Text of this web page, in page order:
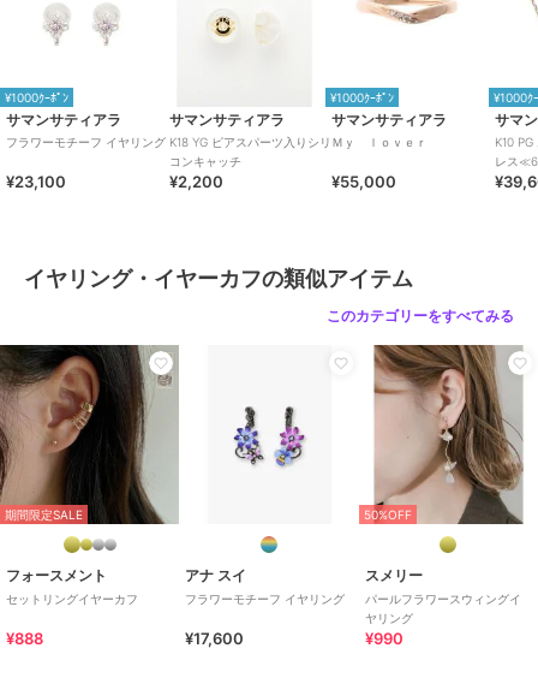
¥1000ｸｰﾎﾟﾝ
サマンサティアラ
フラワーモチーフ イヤリング
¥23,100
サマンサティアラ
K18 YG ピアスパーツ入りシリ
コンキャッチ
¥2,200
¥1000ｸｰﾎﾟﾝ
サマンサティアラ
Ｍｙ ｌｏｖｅｒ
¥55,000
¥1000ｸ
サマ
K10
レス
イヤリング・イヤーカフの類似アイテム
このカテゴリーをすべてみる
期間限定SALE
フォースメント
セットリングイヤーカフ
¥888
アナ スイ
フラワーモチーフ イヤリング
¥17,600
50%OFF
スメリー
パールフラワースウィングイ
ヤリング
¥990